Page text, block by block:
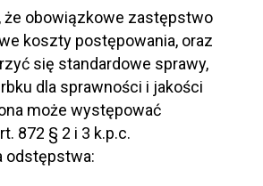
że obowiązkowe zastępstwo
koszty postępowania, oraz
się standardowe sprawy,
dla sprawności i jakości
może występować
872 § 2 i 3 k.p.c.
odstępstwa: